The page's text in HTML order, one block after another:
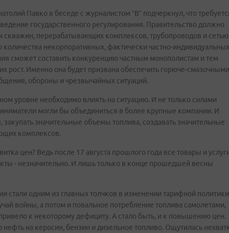
Павко в беседе с журналистом “В” подчеркнул, что
государственного регулирования. Правительство должно
скважин, перерабатывающих комплексов, трубопроводов и сетью
количества некорпоративных, фактически частно-индивидуальных
сможет составить конкуренцию частным монополистам и тем
рост. Именно она будет призвана обеспечить горюче-смазочными
обороны и чрезвычайных ситуаций.
уровне необходимо влиять на ситуацию. И не только силами
могли бы объединиться в более крупные компании. И
значительные объемы топлива, создавать значительные
комплексов.
цен? Ведь после 17 августа прошлого года все товары и
- незначительно. И лишь только в конце прошедшей весны
стали одним из главных толчков в изменении тарифной политики
войны, а потом и повальное потребление топлива самолетами,
к некоторому дефициту. А стало быть, и к повышению цен.
на керосин, бензин и дизельное топливо. Ощутилась